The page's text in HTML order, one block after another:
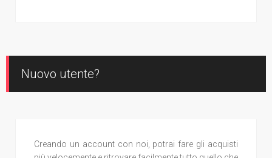
Nuovo utente?
Creando un account con noi, potrai fare gli acquisti